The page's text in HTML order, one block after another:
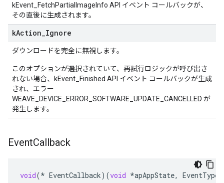
kEvent_FetchPartialImageInfo API イベント コールバックが、
その直後に生成されます。
kAction Ignore
ダウンロードを完全に無視します。
このオプションが選択されていて、再試行ロジックが呼び出さ
れない場合、kEvent_Finished API イベント コールバックが生成
され、エラー
WEAVE_DEVICE_ERROR_SOFTWARE_UPDATE_CANCELLED が
発生します。
EventCallback
void(* EventCallback)(void *apAppState, EventType